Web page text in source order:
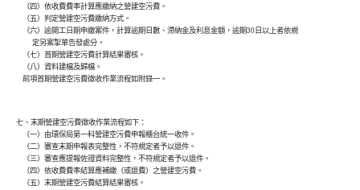
    （四）依收費費率計算應繳納之營建空污費。
    （五）判定營建空污費繳納方式。
    （六）逾開工日期申繳案件，計算逾期日數、滯納金及利息金額，逾期30日以上者依規
          定另案掣單告發處分。
    （七）首期營建空污費計算結果審核。
    （八）資料建檔及歸檔。
    前項首期營建空污費徵收作業流程如附錄一。
七、末期營建空污費徵收作業流程如下：
    （一）由環保局第一科營建空污費申報櫃台統一收件。
    （二）審查末期申報表完整性，不符規定者予以退件。
    （三）審查應提報佐證資料完整性，不符規定者予以退件。
    （四）依收費費率結算應補繳（或退費）之營建空污費。
    （五）末期營建空污費結算結果審核。